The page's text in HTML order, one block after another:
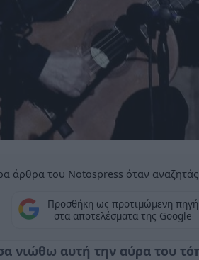
άρθρα του Notospress όταν αναζητάς
Προσθήκη ως προτιμώμενη πηγή
στα αποτελέσματα της Google
νιώθω αυτή την αύρα του